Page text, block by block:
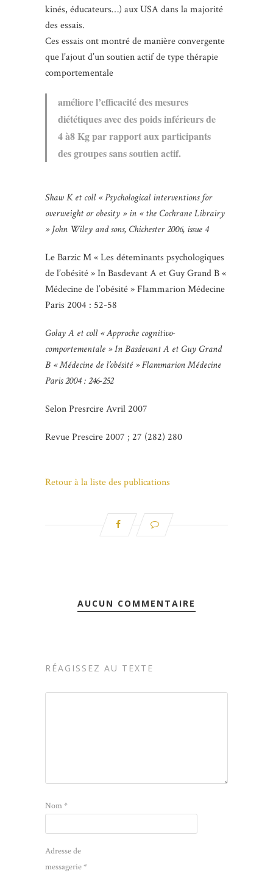
kinés, éducateurs…) aux USA dans la majorité
des essais.
Ces essais ont montré de manière convergente
que l’ajout d’un soutien actif de type thérapie
comportementale
améliore l’efficacité des mesures
diététiques avec des poids inférieurs de
4 à8 Kg par rapport aux participants
des groupes sans soutien actif.
Shaw K et coll « Psychological interventions for
overweight or obesity » in « the Cochrane Librairy
» John Wiley and sons, Chichester 2006, issue 4
Le Barzic M « Les déteminants psychologiques
de l’obésité » In Basdevant A et Guy Grand B «
Médecine de l’obésité » Flammarion Médecine
Paris 2004 : 52-58
Golay A et coll « Approche cognitivo-
comportementale » In Basdevant A et Guy Grand
B « Médecine de l’obésité » Flammarion Médecine
Paris 2004 : 246-252
Selon Presrcire Avril 2007
Revue Prescire 2007 ; 27 (282) 280
Retour à la liste des publications
AUCUN COMMENTAIRE
RÉAGISSEZ AU TEXTE
Nom*
Adresse de
messagerie*